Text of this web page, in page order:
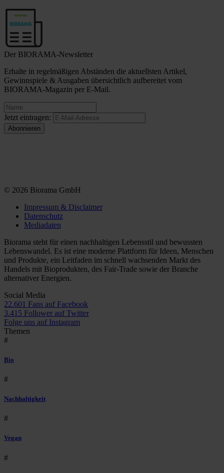
Der BIORAMA-Newsletter
Erhalte in regelmäßigen Abständen die aktuellsten Artikel,
Gewinnspiele & Ausgaben übersichtlich aufbereitet vom
BIORAMA-Magazin per E-Mail.
Jetzt eintragen:
© 2026 Biorama GmbH
Impressum & Disclaimer
Datenschutz
Mediadaten
Biorama steht für einen nachhaltigen Lebensstil und bewussten
Lebenswandel. Es ist eine moderne Plattform für Ideen, Menschen
und Produkte, ein Leitfaden im schnell wachsenden Markt des
Handels mit Bioprodukten, des Fair-Trade sowie der Branche
alternativer Energien.
Social Media
22.601 Fans auf Facebook
3.415 Follower auf Twitter
Folge uns auf Instagram
Themen
#
Bio
#
Nachhaltigkeit
#
Vegan
#